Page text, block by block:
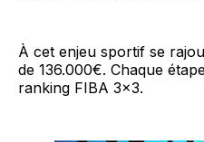
À cet enjeu sportif se
de 136.000€. Chaque
ranking FIBA 3x3.